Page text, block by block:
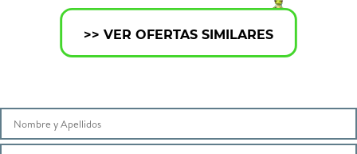
>> VER OFERTAS SIMILARES